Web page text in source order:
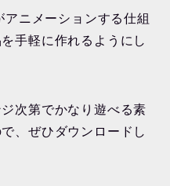
ニメーションする仕組
手軽に作れるようにし
次第でかなり遊べる素
、ぜひダウンロードし